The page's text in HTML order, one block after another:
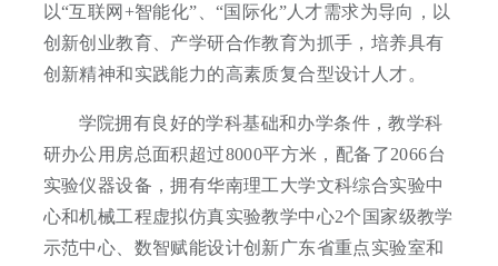
以“互联网+智能化”、“国际化”人才需求为导向，以
创新创业教育、产学研合作教育为抓手，培养具有
创新精神和实践能力的高素质复合型设计人才。
学院拥有良好的学科基础和办学条件，教学科
研办公用房总面积超过8000平方米，配备了2066台
实验仪器设备，拥有华南理工大学文科综合实验中
心和机械工程虚拟仿真实验教学中心2个国家级教学
示范中心、数智赋能设计创新广东省重点实验室和